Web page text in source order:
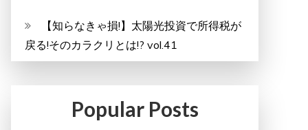
【知らなきゃ損!】太陽光投資で所得税が
戻る!そのカラクリとは!? vol.41
Popular Posts